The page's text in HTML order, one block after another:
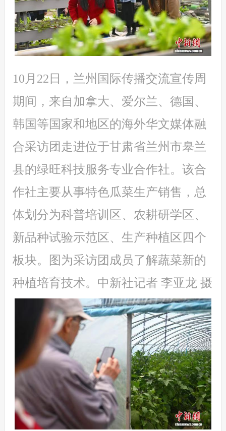
10月22日，兰州国际传播交流宣传周
期间，来自加拿大、爱尔兰、德国、
韩国等国家和地区的海外华文媒体融
合采访团走进位于甘肃省兰州市皋兰
县的绿旺科技服务专业合作社。该合
作社主要从事特色瓜菜生产销售，总
体划分为科普培训区、农耕研学区、
新品种试验示范区、生产种植区四个
板块。图为采访团成员了解蔬菜新的
种植培育技术。中新社记者 李亚龙 摄